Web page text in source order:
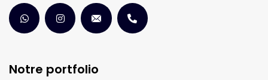
Notre portfolio